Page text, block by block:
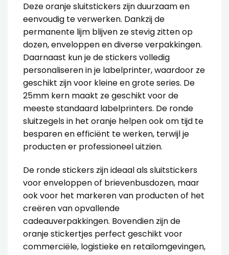
Deze oranjesluitstickers zijn duurzaam en
eenvoudig te verwerken. Dankzij de
permanente lijm blijven ze stevig zitten op
dozen, enveloppen en diverse verpakkingen.
Daarnaast kun je de stickers volledig
personaliseren in je labelprinter, waardoor ze
geschikt zijn voor kleine en grote series. De
25mm kern maakt ze geschikt voor de
meeste standaard labelprinters. De ronde
sluitzegels in het oranje helpen ook om tijd te
besparen en efficiënt te werken, terwijl je
producten er professioneel uitzien.
De ronde stickers zijn ideaal als sluitstickers
voor enveloppen of brievenbusdozen, maar
ook voor het markeren van producten of het
creëren van opvallende
cadeauverpakkingen. Bovendien zijn de
oranje stickertjes perfect geschikt voor
commerciële, logistieke en retailomgevingen,